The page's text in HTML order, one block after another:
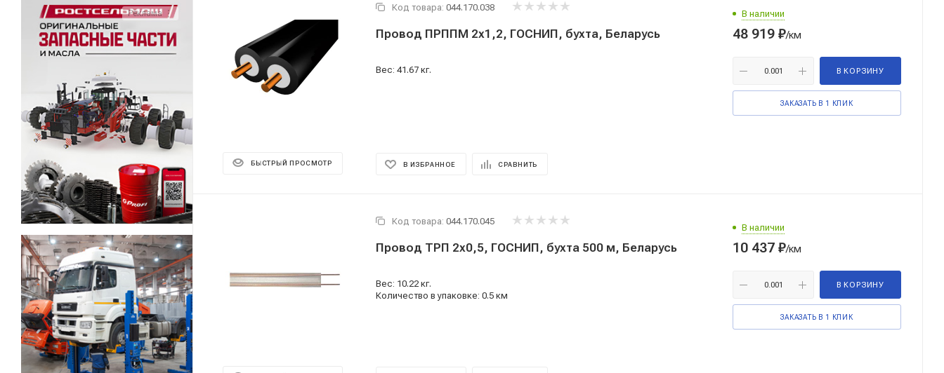
БЫСТРЫЙ ПРОСМОТР
Код товара: 044.170.038
Провод ПРППМ 2x1,2, ГОСНИП, бухта, Беларусь
Вес: 41.67 кг.
В ИЗБРАННОЕ СРАВНИТЬ
В наличии
48 919 ₽/км
В КОРЗИНУ
ЗАКАЗАТЬ В 1 КЛИК
Код товара: 044.170.045
Провод ТРП 2x0,5, ГОСНИП, бухта 500 м, Беларусь
Вес: 10.22 кг.
Количество в упаковке: 0.5 км
В наличии
10 437 ₽/км
В КОРЗИНУ
ЗАКАЗАТЬ В 1 КЛИК
Реклама ⋮